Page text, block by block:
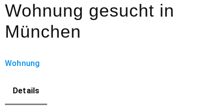
Wohnung gesucht in
München
Wohnung
Details